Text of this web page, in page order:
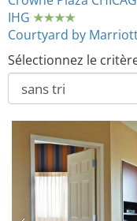
IHG
Courtyard by
Sélectionnez le